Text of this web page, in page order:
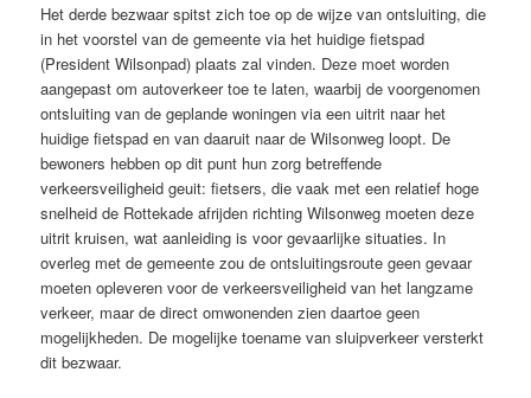
Het derde bezwaar spitst zich toe op de wijze van ontsluiting, die
in het voorstel van de gemeente via het huidige fietspad
(President Wilsonpad) plaats zal vinden. Deze moet worden
aangepast om autoverkeer toe te laten, waarbij de voorgenomen
ontsluiting van de geplande woningen via een uitrit naar het
huidige fietspad en van daaruit naar de Wilsonweg loopt. De
bewoners hebben op dit punt hun zorg betreffende
verkeersveiligheid geuit: fietsers, die vaak met een relatief hoge
snelheid de Rottekade afrijden richting Wilsonweg moeten deze
uitrit kruisen, wat aanleiding is voor gevaarlijke situaties. In
overleg met de gemeente zou de ontsluitingsroute geen gevaar
moeten opleveren voor de verkeersveiligheid van het langzame
verkeer, maar de direct omwonenden zien daartoe geen
mogelijkheden. De mogelijke toename van sluipverkeer versterkt
dit bezwaar.